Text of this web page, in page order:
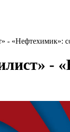
- «Нефтехимик»:
-